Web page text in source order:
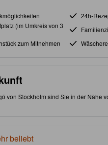
24h-
(im Umkreis von 3
zum Mitnehmen
von Stockholm sind Sie in der Nähe
ist vollgepackt mit hauseigenen
beliebt